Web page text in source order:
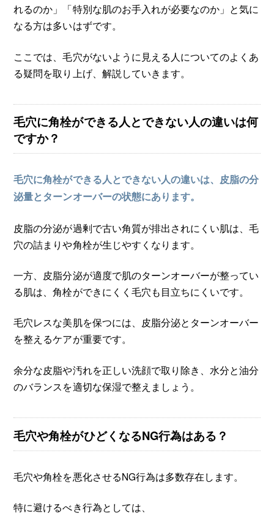
れるのか」「特別な肌のお手入れが必要なのか」と気に
なる方は多いはずです。
ここでは、毛穴がないように見える人についてのよくあ
る疑問を取り上げ、解説していきます。
毛穴に角栓ができる人とできない人の違いは何
ですか？
毛穴に角栓ができる人とできない人の違いは、皮脂の分
泌量とターンオーバーの状態にあります。
皮脂の分泌が過剰で古い角質が排出されにくい肌は、毛
穴の詰まりや角栓が生じやすくなります。
一方、皮脂分泌が適度で肌のターンオーバーが整ってい
る肌は、角栓ができにくく毛穴も目立ちにくいです。
毛穴レスな美肌を保つには、皮脂分泌とターンオーバー
を整えるケアが重要です。
余分な皮脂や汚れを正しい洗顔で取り除き、水分と油分
のバランスを適切な保湿で整えましょう。
毛穴や角栓がひどくなるNG行為はある？
毛穴や角栓を悪化させるNG行為は多数存在します。
特に避けるべき行為としては、